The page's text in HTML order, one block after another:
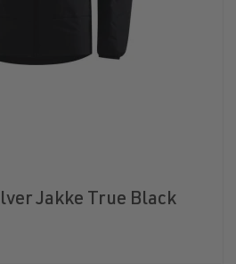
Jakke True Black